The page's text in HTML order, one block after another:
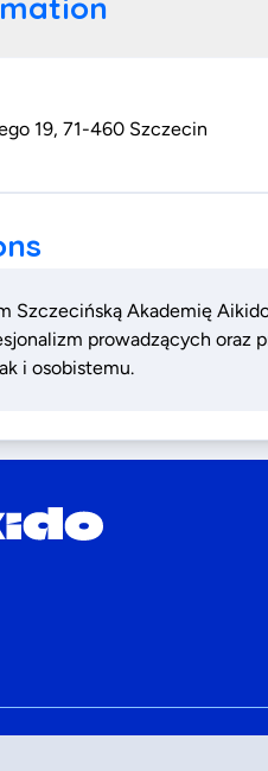
19, 71-460 Szczecin
Szczecińską Akademię
prowadzących oraz
i osobistemu.